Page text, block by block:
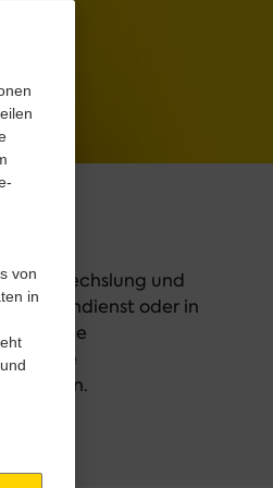
Abwechslung und
oder in
von
in